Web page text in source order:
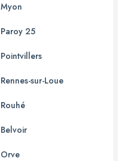
Myon
Paroy 25
Pointvillers
Rennes-sur-Loue
Rouhé
Belvoir
Orve